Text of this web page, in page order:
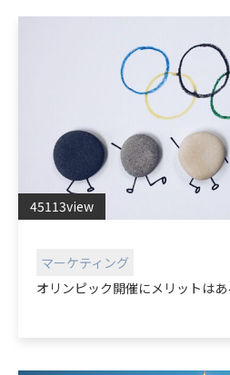
45113view
マーケティング
オリンピック開催にメリットはあ